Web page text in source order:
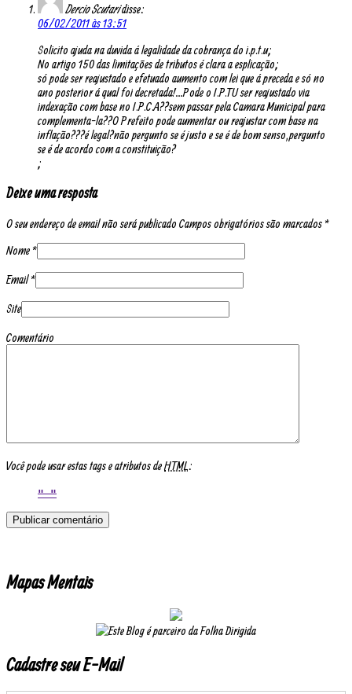
Dercio Scutaridisse:
06/02/2011 às 13:51
Solicito ajuda na duvida á legalidade da cobrança do i.p.t.u;
No artigo 150 das limitações de tributos é clara a esplicação;
só pode ser reajustado e efetuado aumento com lei que á preceda e só no
ano posterior á qual foi decretada!…Pode o I.P.TU ser reajustado via
indexação com base no I.P.C.A??sem passar pela Camara Municipal para
complementa-la??O Prefeito pode aumentar ou reajustar com base na
inflação???é legal?não pergunto se é justo e se é de bom senso,pergunto
se é de acordo com a constituição?
;
Deixe uma resposta
O seu endereço de email não será publicado Campos obrigatórios são marcados *
Nome *
Email *
Site
Comentário
Você pode usar estas tags e atributos deHTML:
Mapas Mentais
Cadastre seu E-Mail